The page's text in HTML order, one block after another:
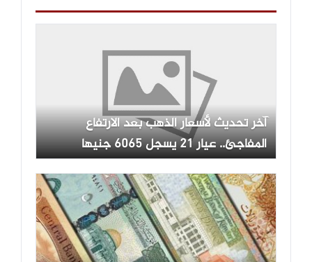
آخر تحديث لأسعار الذهب بعد الارتفاع
المفاجئ.. عيار 21 يسجل 6065 جنيها